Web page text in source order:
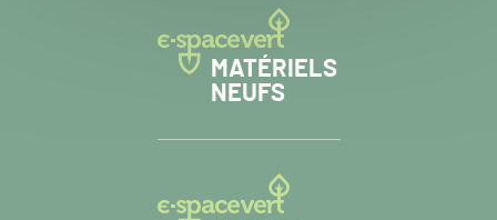
MATÉRIELS
NEUFS